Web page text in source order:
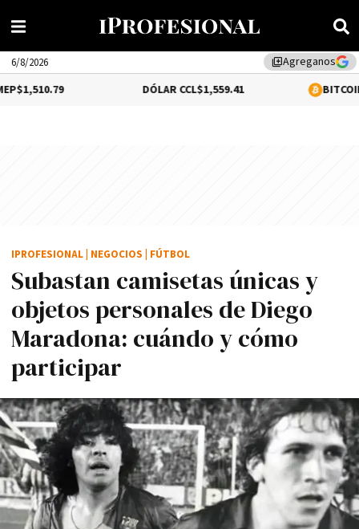
library_addAgreganos
6/8/2026
$1,559.41 0.16%
Subastan camisetas únicas y
objetos personales de Diego
Maradona: cuándo y cómo
participar
IPROFESIONAL NEGOCIOS FÚTBOL